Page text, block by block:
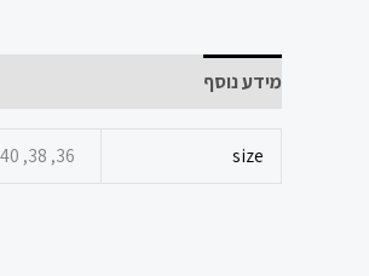
מידע נוסף
size
36, 38, 40, 42